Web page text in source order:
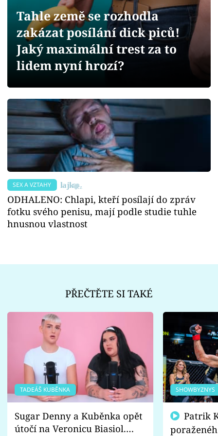
Videa
Sledujte prima+
Sledujte nás
Tahle země se rozhodla
zakázat posílání dick piců!
Jaký maximální trest za to
lidem nyní hrozí?
SEX A VZTAHY
ODHALENO: Chlapi, kteří posílají do zpráv
fotku svého penisu, mají podle studie tuhle
hnusnou vlastnost
PŘEČTĚTE SI TAKÉ
TADEÁŠ KUBĚNKA
Sugar Denny a Kuběnka opět
útočí na Veronicu Biasiol.
SHOWBYZNYS